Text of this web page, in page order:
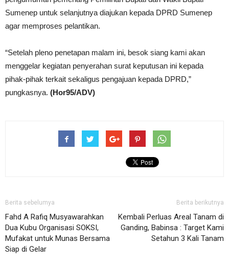
Sumenep untuk selanjutnya diajukan kepada DPRD Sumenep
agar memproses pelantikan.
“Setelah pleno penetapan malam ini, besok siang kami akan
menggelar kegiatan penyerahan surat keputusan ini kepada
pihak-pihak terkait sekaligus pengajuan kepada DPRD,”
pungkasnya. (Hor95/ADV)
Berita sebelumya
Fahd A Rafiq Musyawarahkan
Dua Kubu Organisasi SOKSI,
Mufakat untuk Munas Bersama
Siap di Gelar
Berita berikutnya
Kembali Perluas Areal Tanam di
Ganding, Babinsa : Target Kami
Setahun 3 Kali Tanam